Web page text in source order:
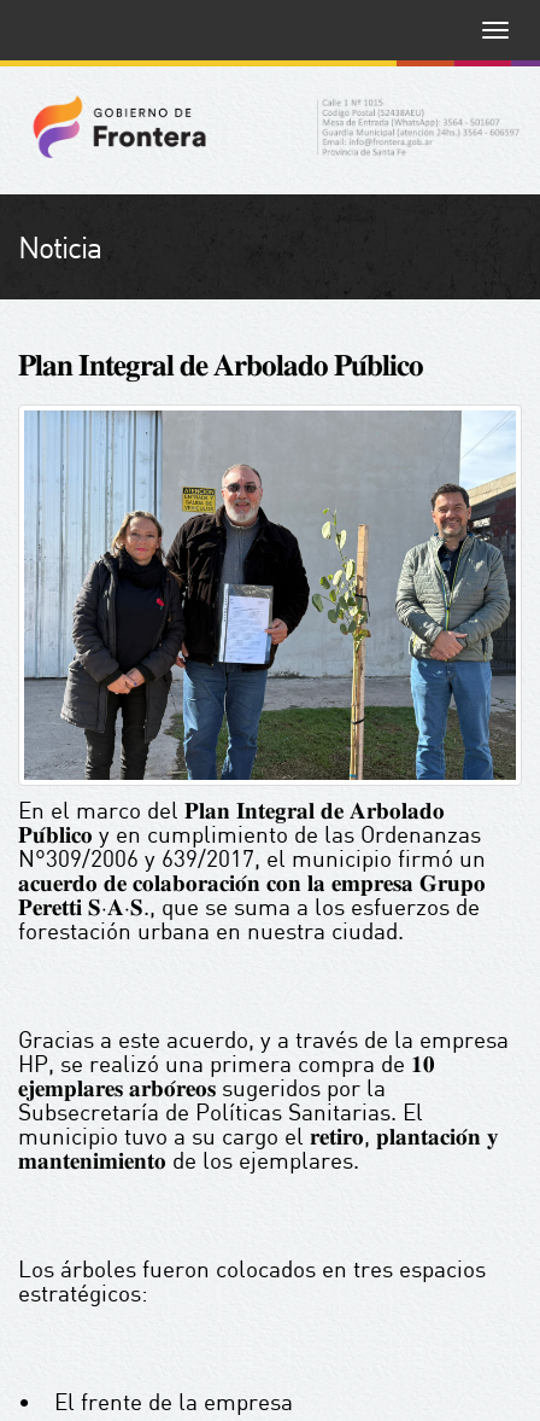
Toggle
Noticia
𝐏𝐥𝐚𝐧 𝐈𝐧𝐭𝐞𝐠𝐫𝐚𝐥 𝐝𝐞 𝐀𝐫𝐛𝐨𝐥𝐚𝐝𝐨 𝐏𝐮́𝐛𝐥𝐢𝐜𝐨
En el marco del 𝐏𝐥𝐚𝐧 𝐈𝐧𝐭𝐞𝐠𝐫𝐚𝐥 𝐝𝐞 𝐀𝐫𝐛𝐨𝐥𝐚𝐝𝐨
𝐏𝐮́𝐛𝐥𝐢𝐜𝐨 y en cumplimiento de las Ordenanzas
N°309/2006 y 639/2017, el municipio firmó un
𝐚𝐜𝐮𝐞𝐫𝐝𝐨 𝐝𝐞 𝐜𝐨𝐥𝐚𝐛𝐨𝐫𝐚𝐜𝐢𝐨́𝐧 𝐜𝐨𝐧 𝐥𝐚 𝐞𝐦𝐩𝐫𝐞𝐬𝐚 𝐆𝐫𝐮𝐩𝐨
𝐏𝐞𝐫𝐞𝐭𝐭𝐢 𝐒‧𝐀‧𝐒., que se suma a los esfuerzos de
forestación urbana en nuestra ciudad.
Gracias a este acuerdo, y a través de la empresa
HP, se realizó una primera compra de 𝟏𝟎
𝐞𝐣𝐞𝐦𝐩𝐥𝐚𝐫𝐞𝐬 𝐚𝐫𝐛𝐨́𝐫𝐞𝐨𝐬 sugeridos por la
Subsecretaría de Políticas Sanitarias. El
municipio tuvo a su cargo el 𝐫𝐞𝐭𝐢𝐫𝐨, 𝐩𝐥𝐚𝐧𝐭𝐚𝐜𝐢𝐨́𝐧 𝐲
𝐦𝐚𝐧𝐭𝐞𝐧𝐢𝐦𝐢𝐞𝐧𝐭𝐨 de los ejemplares.
Los árboles fueron colocados en tres espacios
estratégicos:
• El frente de la empresa